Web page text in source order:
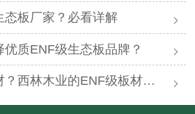
态板厂家？必看详解
质ENF级生态板品牌？
林木业的ENF级板材够好么？